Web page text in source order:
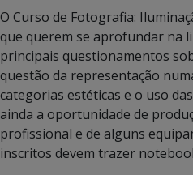
O Curso de Fotografia:
que querem se aprofundar na
principais questionamentos
questão da representação
categorias estéticas e o uso
ainda a oportunidade de
profissional e de alguns
inscritos devem trazer